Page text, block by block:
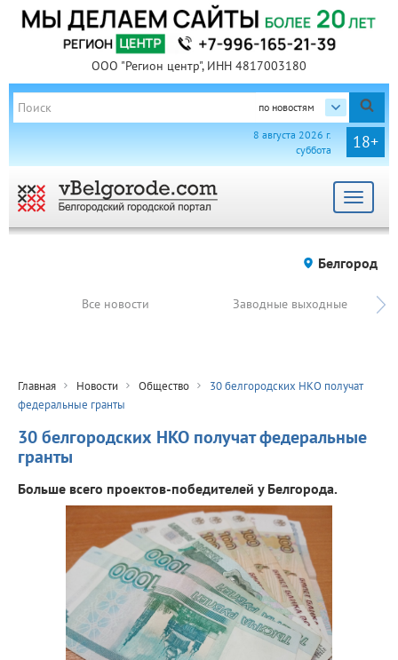
ООО "Регион центр", ИНН 4817003180
по новостям
18+
8 августа 2026 г.
суббота
Toggle
Белгород
Все новости Заводные выходные
Главная Новости Общество
30 белгородских НКО получат
федеральные гранты
30 белгородских НКО получат федеральные
гранты
Больше всего проектов-победителей у Белгорода.